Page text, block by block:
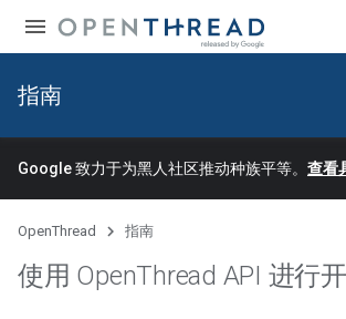
指南
Google 致力于为黑人社区推动种族平等。 查看
OpenThread 指南
使用 OpenThread API 进行